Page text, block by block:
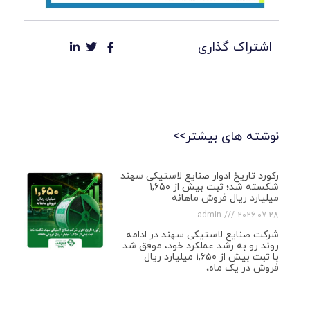
اشتراک گذاری
نوشته های بیشتر>>
رکورد تاریخ ادوار صنایع لاستیکی سهند
شکسته شد؛ ثبت بیش از ۱,۶۵۰
میلیارد ریال فروش ماهانه
admin 2026-07-28
شرکت صنایع لاستیکی سهند در ادامه
روند رو به رشد عملکرد خود، موفق شد
با ثبت بیش از ۱,۶۵۰ میلیارد ریال
فروش در یک ماه،